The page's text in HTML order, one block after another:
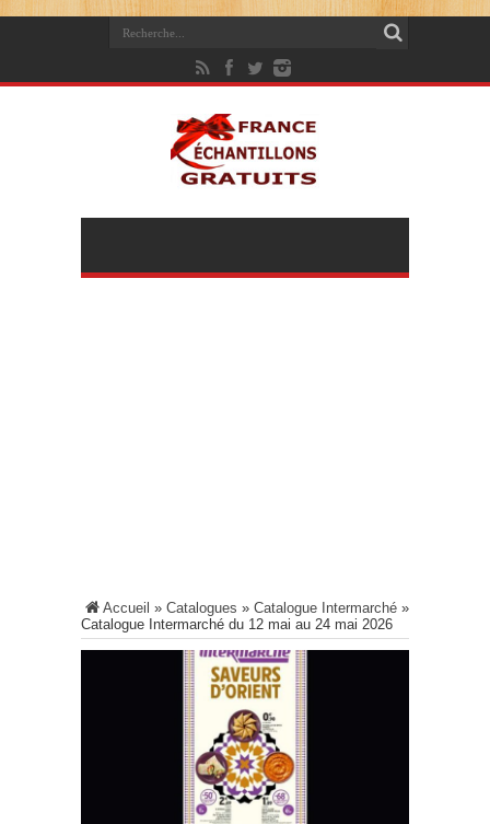
Accueil » Catalogues » Catalogue Intermarché »
Catalogue Intermarché du 12 mai au 24 mai 2026